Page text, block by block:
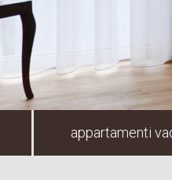
appartamenti